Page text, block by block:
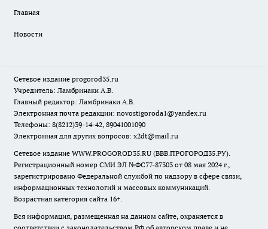
Главная
Новости
Сетевое издание progorod35.ru
Учредитель: Ламбринаки А.В.
Главный редактор: Ламбринаки А.В.
Электронная почта редакции: novostigoroda1@yandex.ru
Телефоны: 8(8212)39-14-42, 89041001090
Электронная для других вопросов: x2dt@mail.ru
Сетевое издание WWW.PROGOROD35.RU (ВВВ.ПРОГОРОД35.РУ).
Регистрационный номер СМИ ЭЛ №ФС77-87303 от 08 мая 2024 г.,
зарегистрировано Федеральной службой по надзору в сфере связи,
информационных технологий и массовых коммуникаций.
Возрастная категория сайта 16+.
Вся информация, размещенная на данном сайте, охраняется в